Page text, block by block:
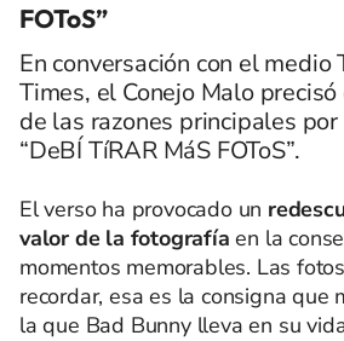
FOToS”
En conversación con el medio
Times, el Conejo Malo
de las razones principales
“DeBÍ TíRAR MáS FOToS”.
El verso ha provocado un
valor de la fotografíaen la
momentos memorables. Las
recordar, esa es la consigna que
la que Bad Bunny lleva en su